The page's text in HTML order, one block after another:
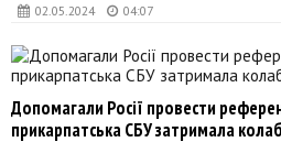
02.05.2024 04:07
Допомагали Росії провести
прикарпатська СБУ затримала